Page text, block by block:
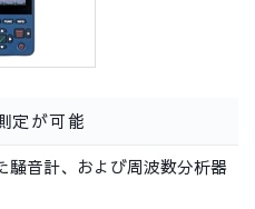
定が可能
騒音計、および周波数分析器